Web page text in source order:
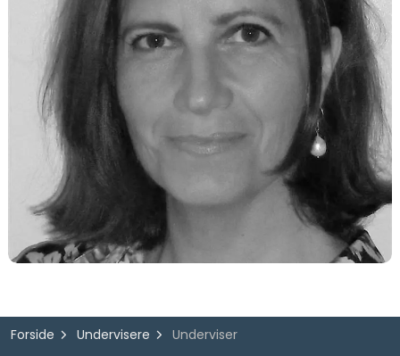
Forside Undervisere Underviser